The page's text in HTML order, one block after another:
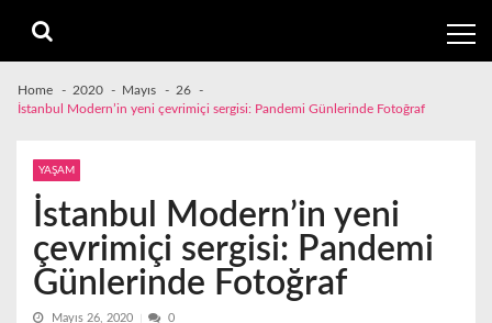
navigation
content
Home 2020 Mayıs
26
İstanbul Modern’in yeni çevrimiçi sergisi: Pandemi Günlerinde Fotoğraf
YAŞAM
İstanbul Modern’in yeni
çevrimiçi sergisi: Pandemi
Günlerinde Fotoğraf
Mayıs 26, 2020 0